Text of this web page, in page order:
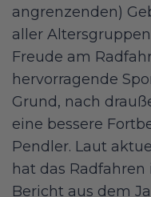
angrenzenden)
aller
Freude am
hervorragende
Grund, nach
eine bessere
Pendler. Laut
hat das
Bericht aus dem